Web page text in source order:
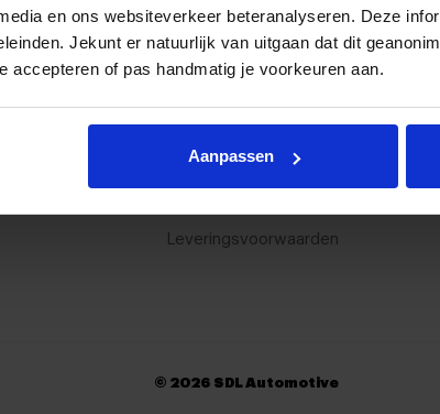
en ons websiteverkeer beteranalyseren. Deze
Jekunt er natuurlijk van uitgaan dat dit
accepteren of pas handmatig je voorkeuren aan.
Aanpassen
Over ons
Leveringsvoorwaarden
© 2026 SDL Automotive